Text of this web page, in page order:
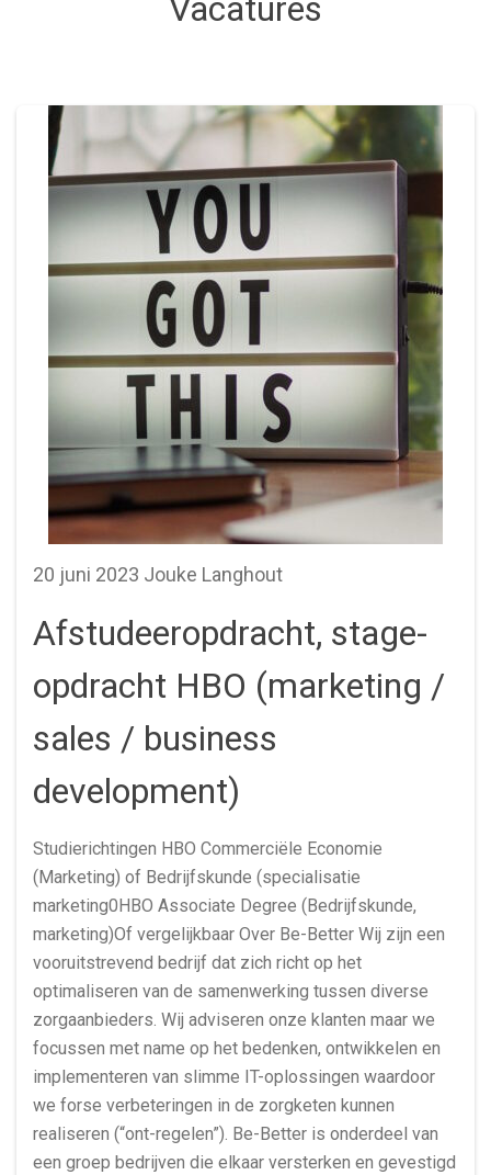
Vacatures
20 juni 2023 Jouke Langhout
Afstudeeropdracht, stage-
opdracht HBO (marketing /
sales / business
development)
Studierichtingen HBO Commerciële Economie
(Marketing) of Bedrijfskunde (specialisatie
marketing0HBO Associate Degree (Bedrijfskunde,
marketing)Of vergelijkbaar Over Be-Better Wij zijn een
vooruitstrevend bedrijf dat zich richt op het
optimaliseren van de samenwerking tussen diverse
zorgaanbieders. Wij adviseren onze klanten maar we
focussen met name op het bedenken, ontwikkelen en
implementeren van slimme IT-oplossingen waardoor
we forse verbeteringen in de zorgketen kunnen
realiseren (“ont-regelen”). Be-Better is onderdeel van
een groep bedrijven die elkaar versterken en gevestigd